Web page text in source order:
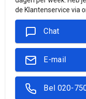
de Klantenservice via
Chat
E-mail
Bel 020-